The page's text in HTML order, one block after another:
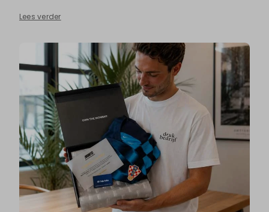
Lees verder